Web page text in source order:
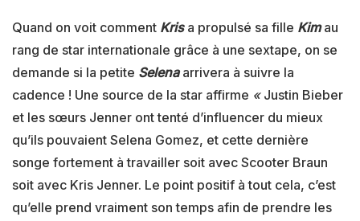
Quand on voit comment Krisa propulsé sa fille Kimau
rang de star internationale grâce à une sextape, on se
demande si la petite Selenaarrivera à suivre la
cadence ! Une source de la star affirme « Justin Bieber
et les sœurs Jenner ont tenté d’influencer du mieux
qu’ils pouvaient Selena Gomez, et cette dernière
songe fortement à travailler soit avec Scooter Braun
soit avec Kris Jenner. Le point positif à tout cela, c’est
qu’elle prend vraiment son temps afin de prendre les